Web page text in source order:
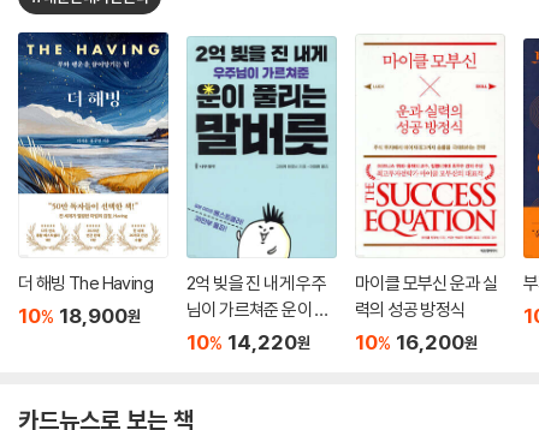
더 해빙 The Having
10% 18,900원
2억 빚을 진 내게 우주
님이 가르쳐준 운이 풀
리는 말버릇
10% 14,220원
마이클 모부신 운과 실
력의 성공 방정식
10% 16,200원
카드뉴스로 보는 책